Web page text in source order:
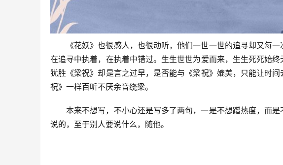
《花妖》也很感人，也很动听，他们一世一世的追寻却又每
在追寻中执着，在执着中错过。生生世世为爱而来，生生死死始
犹胜《梁祝》却是言之过早，是否能与《梁祝》媲美，只能让时
祝》一样百听不厌余音绕梁。
本来不想写，不小心还是写多了两句，一是不想蹭热度，而
说的，至于别人要说什么，随他。